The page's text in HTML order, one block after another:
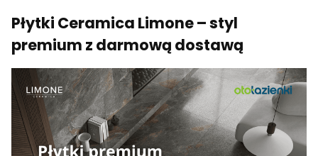
Płytki Ceramica Limone – styl
premium z darmową dostawą